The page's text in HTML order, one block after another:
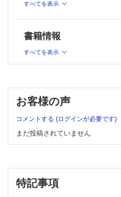
大野栄三郎ほか
胆石とゲノム
石澤 哲也ほか
培養系・動物モデルを用いた胆道
紙谷 聡英ほか
PSC の自己抗体からの病態理解
桒田 威ほか
PSCにおける胆管細胞と免疫細胞
GWASで解き明かすPBCの遺伝要因
佐々木素子
すべてを表示
書籍情報
すべてを表示
お客様の声
コメントする (ログインが必要です)
まだ投稿されていません
特記事項